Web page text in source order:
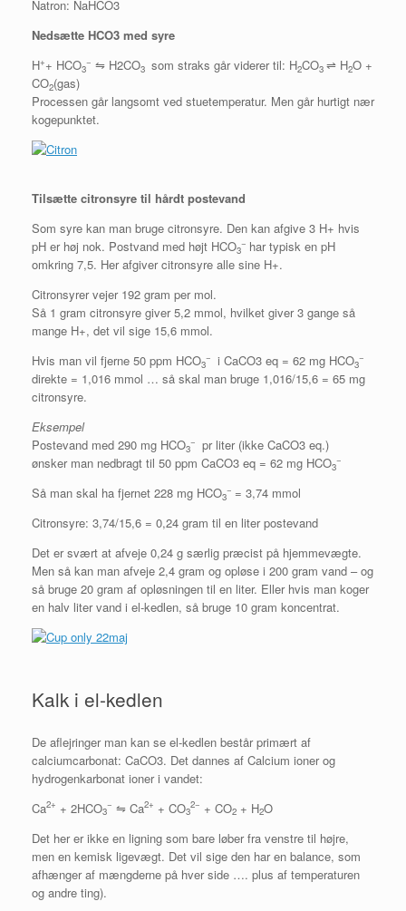
Natron: NaHCO3
Nedsætte HCO3 med syre
H++ HCO3
− ⇋ H2CO3 som straks går viderer til: H2CO3 ⇌ H2O +
CO2(gas)
Processen går langsomt ved stuetemperatur. Men går hurtigt nær
kogepunktet.
Tilsætte citronsyre til hårdt postevand
Som syre kan man bruge citronsyre. Den kan afgive 3 H+ hvis
pH er høj nok. Postvand med højt HCO3
− har typisk en pH
omkring 7,5. Her afgiver citronsyre alle sine H+.
Citronsyrer vejer 192 gram per mol.
Så 1 gram citronsyre giver 5,2 mmol, hvilket giver 3 gange så
mange H+, det vil sige 15,6 mmol.
Hvis man vil fjerne 50 ppm HCO3
− i CaCO3 eq = 62 mg HCO3
−
direkte = 1,016 mmol … så skal man bruge 1,016/15,6 = 65 mg
citronsyre.
Eksempel
Postevand med 290 mg HCO3
− pr liter (ikke CaCO3 eq.)
ønsker man nedbragt til 50 ppm CaCO3 eq = 62 mg HCO3
−
Så man skal ha fjernet 228 mg HCO3
− = 3,74 mmol
Citronsyre: 3,74/15,6 = 0,24 gram til en liter postevand
Det er svært at afveje 0,24 g særlig præcist på hjemmevægte.
Men så kan man afveje 2,4 gram og opløse i 200 gram vand – og
så bruge 20 gram af opløsningen til en liter. Eller hvis man koger
en halv liter vand i el-kedlen, så bruge 10 gram koncentrat.
Kalk i el-kedlen
De aflejringer man kan se el-kedlen består primært af
calciumcarbonat: CaCO3. Det dannes af Calcium ioner og
hydrogenkarbonat ioner i vandet:
Ca2+ + 2HCO3
− ⇋ Ca2+ + CO3
2− + CO2 + H2O
Det her er ikke en ligning som bare løber fra venstre til højre,
men en kemisk ligevægt. Det vil sige den har en balance, som
afhænger af mængderne på hver side …. plus af temperaturen
og andre ting).